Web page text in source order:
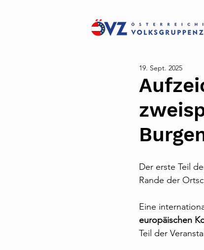
19. Sept. 2025
Der erste Teil
Rande der
Eine
europäischen
Teil der